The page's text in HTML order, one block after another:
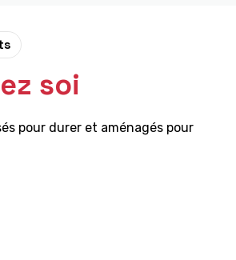
soi
pour durer et aménagés pour